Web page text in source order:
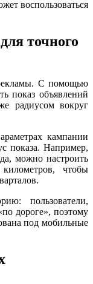
воспользоваться
точного
С помощью
показ объявлений
радиусом вокруг
кампании
показа. Например,
можно настроить
чтобы
пользователи,
дороге», поэтому
под мобильные